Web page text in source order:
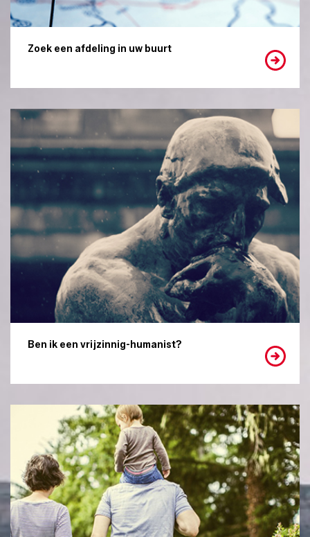
Zoek een afdeling in uw buurt
Ben ik een vrijzinnig-humanist?